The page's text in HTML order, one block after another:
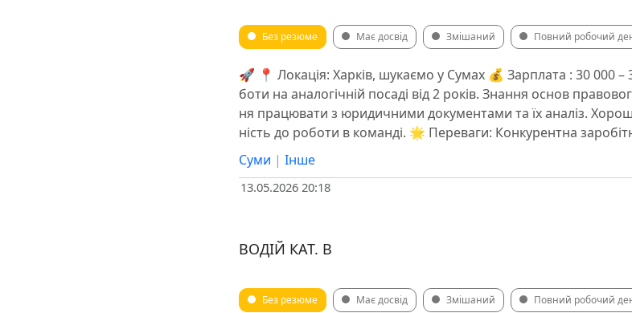
Без резюме Має досвід Змішаний Повний робочий
🚀 📍 Локація: Харків, шукаємо у Сумах 💰 Зарплата : 30 000
боти на аналогічній посаді від 2 років. Знання основ
ня працювати з юридичними документами та їх аналіз.
ність до роботи в команді. 🌟 Переваги: Конкурентна
Суми | Інше
13.05.2026 20:18
ВОДІЙ КАТ. В
Без резюме Має досвід Змішаний Повний робочий